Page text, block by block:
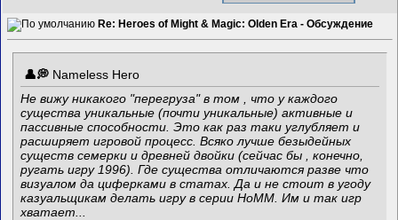
Re: Heroes of Might & Magic: Olden Era - Обсуждение
Nameless Hero
Не вижу никакого "перегруза" в том , что у каждого
существа уникальные (почти уникальные) активные и
пассивные способности. Это как раз таки углубляет и
расширяет игровой процесс. Всяко лучше безыдейных
существ семерки и древней двойки (сейчас бы , конечно,
ругать игру 1996). Где существа отличаются разве что
визуалом да циферками в статах. Да и не стоит в угоду
казуальщикам делать игру в серии HoMM. Им и так игр
хватает...